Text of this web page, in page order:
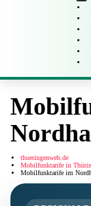
thueringenweb.de
Mobilfunktarife in
Mobilfunktarife im